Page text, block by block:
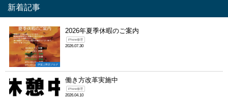
新着記事
伊賀上野店ブログ
2026年夏季休暇のご案内
iPhone修理
2026.07.30
働き方改革実施中
iPhone修理
2026.04.10